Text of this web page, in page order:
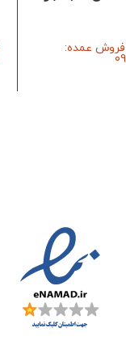
فروش عمده: